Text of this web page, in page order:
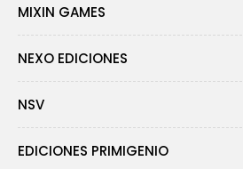
MIXIN GAMES
NEXO EDICIONES
NSV
EDICIONES PRIMIGENIO